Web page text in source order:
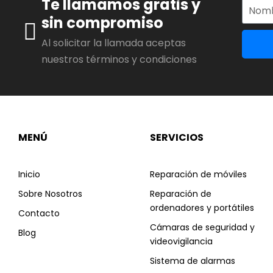
Te llamamos gratis y
sin compromiso
Al solicitar la llamada aceptas
nuestros términos y condiciones
MENÚ
Inicio
Sobre Nosotros
Contacto
Blog
SERVICIOS
Reparación de móviles
Reparación de
ordenadores y portátiles
Cámaras de seguridad y
videovigilancia
Sistema de alarmas